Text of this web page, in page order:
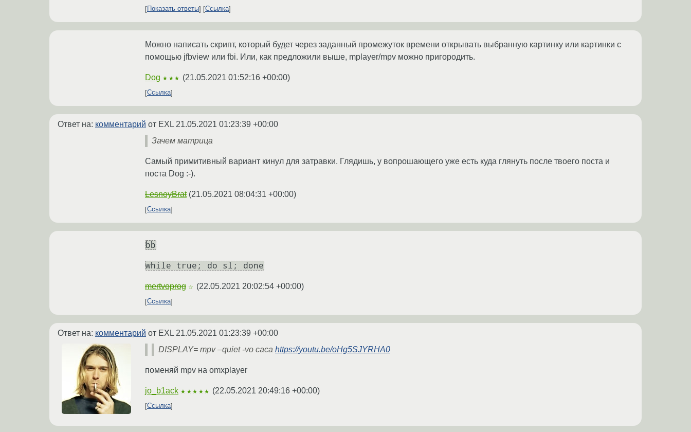
Показать ответы
Ссылка
Можно написать скрипт, который будет через заданный промежуток времени открывать выбранную картинку или картинки с
помощью jfbview или fbi. Или, как предложили выше, mplayer/mpv можно пригородить.
Dog ★★★ (21.05.2021 01:52:16 +00:00)
Ссылка
Ответ на: комментарий от EXL 21.05.2021 01:23:39 +00:00
Зачем матрица
Самый примитивный вариант кинул для затравки. Глядишь, у вопрошающего уже есть куда глянуть после твоего поста и
поста Dog :-).
LesnoyBrat (21.05.2021 08:04:31 +00:00)
Ссылка
bb
while true; do sl; done
mertvoprog ☆ (22.05.2021 20:02:54 +00:00)
Ссылка
Ответ на: комментарий от EXL 21.05.2021 01:23:39 +00:00
DISPLAY= mpv –quiet -vo caca https://youtu.be/oHg5SJYRHA0
поменяй mpv на omxplayer
jo_b1ack ★★★★★ (22.05.2021 20:49:16 +00:00)
Ссылка